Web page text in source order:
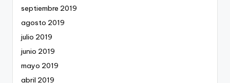
septiembre 2019
agosto 2019
julio 2019
junio 2019
mayo 2019
abril 2019